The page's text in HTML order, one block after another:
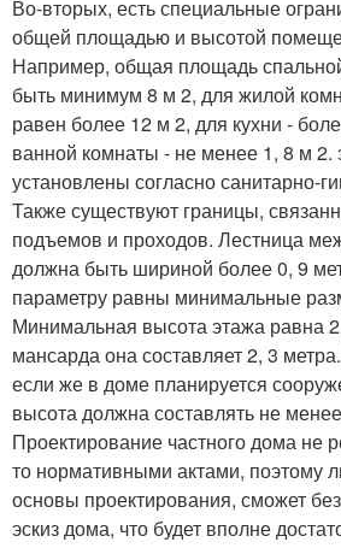
Во-вторых, есть специальные
общей площадью и высотой
Например, общая площадь
быть минимум 8 м 2, для жилой
равен более 12 м 2, для кухни -
ванной комнаты - не менее 1, 8 м
установлены согласно санитарно-
Также существуют границы,
подъемов и проходов. Лестница
должна быть шириной более 0, 9
параметру равны минимальные
Минимальная высота этажа равна
мансарда она составляет 2, 3
если же в доме планируется
высота должна составлять не
Проектирование частного дома не
то нормативными актами, поэтому
основы проектирования, сможет
эскиз дома, что будет вполне